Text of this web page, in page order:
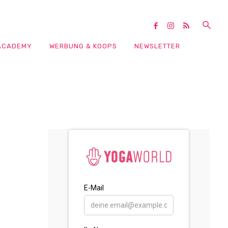
WERBUNG & KOOPS NEWSLETTER